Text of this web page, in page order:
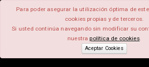
Para poder asegurar la utilización óptima de
cookies propias y de terceros.
Si usted continúa navegando sin modificar su
nuestrapolítica de cookies.
Aceptar Cookies